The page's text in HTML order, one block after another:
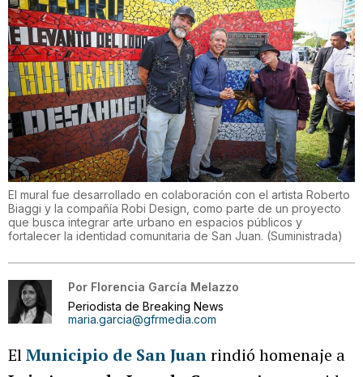
El mural fue desarrollado en colaboración con el artista Roberto
Biaggi y la compañía Robi Design, como parte de un proyecto
que busca integrar arte urbano en espacios públicos y
fortalecer la identidad comunitaria de San Juan. (Suministrada)
Por Florencia García Melazzo
Periodista de Breaking News
maria.garcia@gfrmedia.com
ElMunicipio de San Juanrindió homenaje a